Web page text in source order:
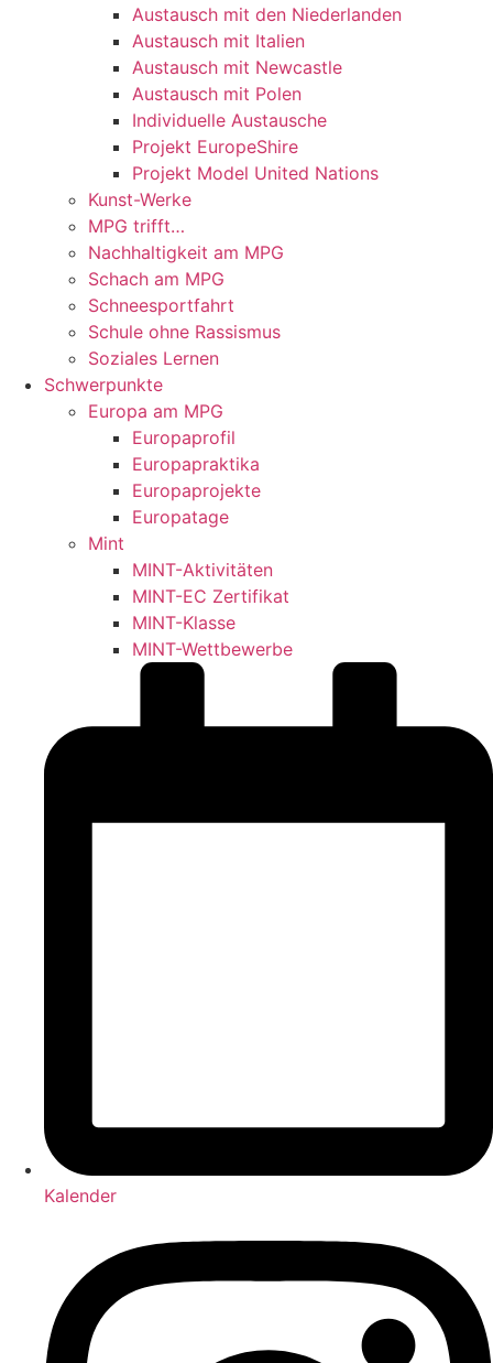
Austausch mit den Niederlanden
Austausch mit Italien
Austausch mit Newcastle
Austausch mit Polen
Individuelle Austausche
Projekt EuropeShire
Projekt Model United Nations
Kunst-Werke
MPG trifft…
Nachhaltigkeit am MPG
Schach am MPG
Schneesportfahrt
Schule ohne Rassismus
Soziales Lernen
Schwerpunkte
Europa am MPG
Europaprofil
Europapraktika
Europaprojekte
Europatage
Mint
MINT-Aktivitäten
MINT-EC Zertifikat
MINT-Klasse
MINT-Wettbewerbe
Kalender